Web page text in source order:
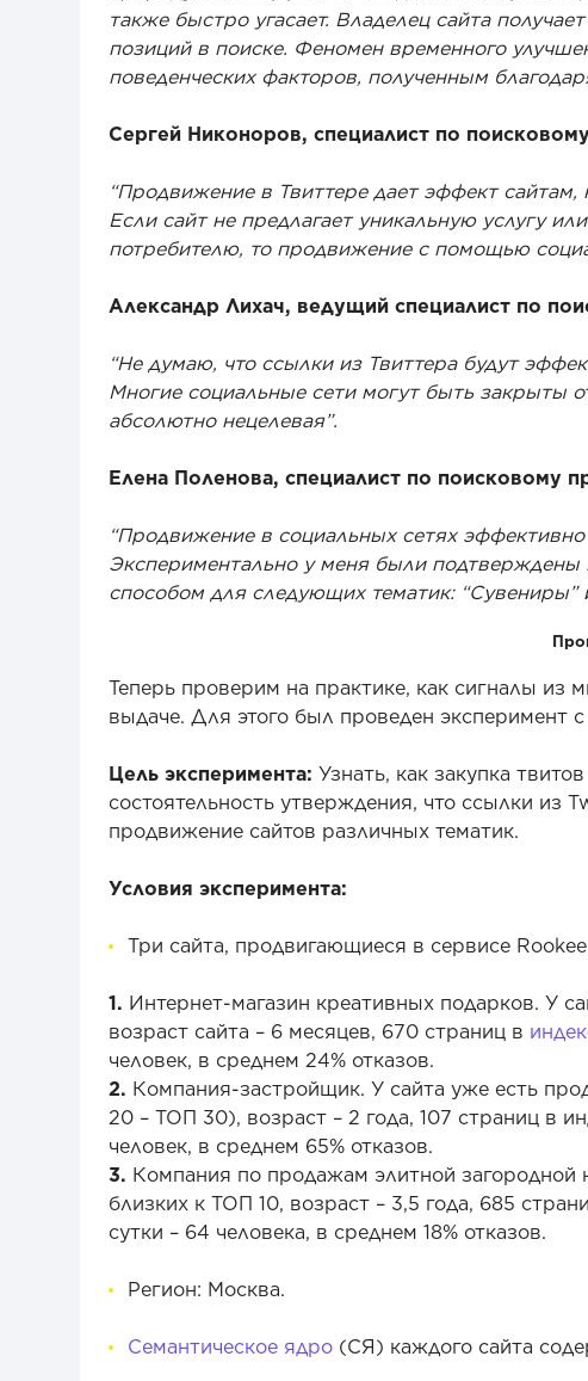
также быстро угасает. Владелец сайта
позиций в поиске. Феномен временного
поведенческих факторов, полученным
Сергей Никоноров, специалист по
“Продвижение в Твиттере дает эффект
Если сайт не предлагает уникальную услугу
потребителю, то продвижение с помощью
Александр Лихач, ведущий специалист по
“Не думаю, что ссылки из Твиттера будут
Многие социальные сети могут быть закрыты
абсолютно нецелевая”.
Елена Поленова, специалист по поисковому
“Продвижение в социальных сетях эффективно
Экспериментально у меня были
способом для следующих тематик:
Теперь проверим на практике, как сигналы из
выдаче. Для этого был проведен эксперимент
Цель эксперимента: Узнать, как закупка
состоятельность утверждения, что ссылки из
продвижение сайтов различных тематик.
Условия эксперимента:
Три сайта, продвигающиеся в сервисе
1. Интернет-магазин креативных подарков. У
возраст сайта – 6 месяцев, 670 страниц в
человек, в среднем 24% отказов.
2. Компания-застройщик. У сайта уже есть
20 – ТОП 30), возраст – 2 года, 107 страниц в
человек, в среднем 65% отказов.
3. Компания по продажам элитной загородной
близких к ТОП 10, возраст – 3,5 года, 685
сутки – 64 человека, в среднем 18% отказов.
Регион: Москва.
Семантическое ядро (СЯ) каждого сайта